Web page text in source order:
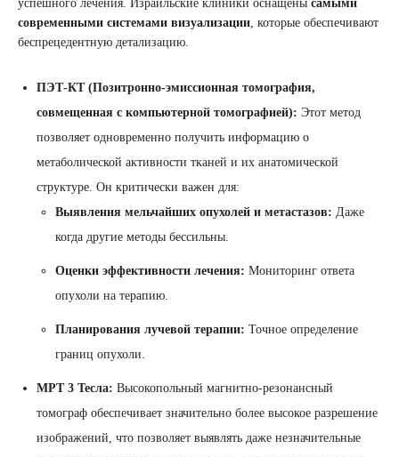
успешного лечения. Израильские клиники оснащены самыми
современными системами визуализации, которые обеспечивают
беспрецедентную детализацию.
ПЭТ-КТ (Позитронно-эмиссионная томография,
совмещенная с компьютерной томографией): Этот метод
позволяет одновременно получить информацию о
метаболической активности тканей и их анатомической
структуре. Он критически важен для:
Выявления мельчайших опухолей и метастазов: Даже
когда другие методы бессильны.
Оценки эффективности лечения: Мониторинг ответа
опухоли на терапию.
Планирования лучевой терапии: Точное определение
границ опухоли.
МРТ 3 Тесла: Высокопольный магнитно-резонансный
томограф обеспечивает значительно более высокое разрешение
изображений, что позволяет выявлять даже незначительные